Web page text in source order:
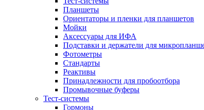
Планшеты
Ориентаторы и пленки для планшетов
Мойки
Аксессуары для ИФА
Подставки и держатели для
Фотометры
Стандарты
Реактивы
Принадлежности для пробоотбора
Промывочные буферы
Тест-системы
Гормоны